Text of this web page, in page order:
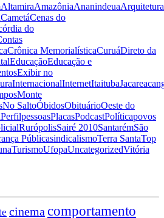
AltamiraAmazôniaAnanindeuaArquitetura
CametáCenas do
do
Crônica MemorialísticaCuruáDireto da
EducaçãoEducação e
Exibir no
InternacionalInternetItaituba
Monte
No SaltoÓbidosObituárioOeste do
PerfilpessoasPlacasPodcastPolíticapovos
RurópolisSairé 2010SantarémSão
PúblicasindicalismoTerra SantaTop
TurismoUfopaUncategorizedVitória
cinema comportamento